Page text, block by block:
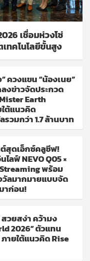
เชื่อมห่วงโซ่
ทคโนโลยีขั้นสูง
ควงแขน “น้องเนย”
งข่าวจัดประกวด
Earth
ต้แนวคิด
รวมกว่า 1.7 ล้านบาท
ต์สุดเอ็กซ์คลูซีฟ!
ลฟ์ NEVO Q05 ×
พร้อม
วัลมากมายแบบจัด
าก่อน!
วยสง่า คว้ามง
2026” ตัวแทน
ายใต้แนวคิด Rise